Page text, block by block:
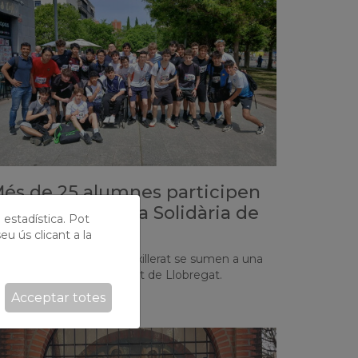
de 25 alumnes participen
la Milla Urbana Solidària de
Eulàlia
estudiants de 1r de Batxillerat se sumen a una
solidària a L’Hospitalet de Llobregat.
Pot
ús clicant a la
Acceptar totes